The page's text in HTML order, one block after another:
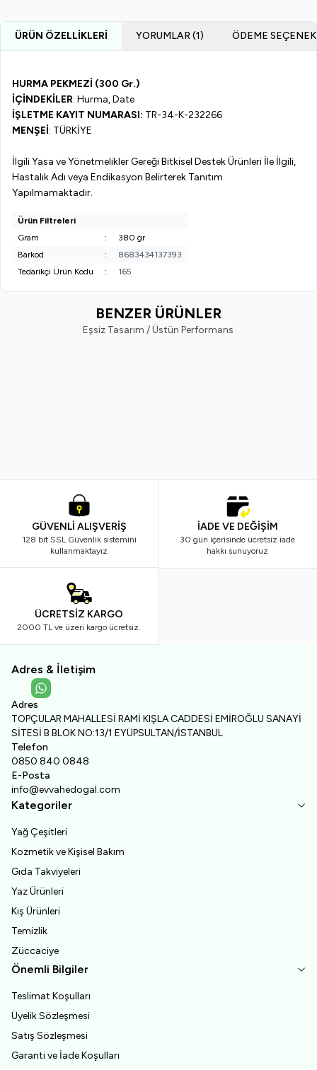
ÜRÜN ÖZELLIKLERI YORUMLAR (1) ÖDEME
HURMA PEKMEZİ (300 Gr.)
İÇİNDEKİLER: Hurma, Date
İŞLETME KAYIT NUMARASI: TR-34-K-232266
MENŞEİ: TÜRKİYE
İlgili Yasa ve Yönetmelikler Gereği Bitkisel Destek Ürünleri İle İlgili,
Hastalık Adı veya Endikasyon Belirterek Tanıtım
Yapılmamaktadır.
Ürün Filtreleri
Gram
:
380 gr
Barkod
:
8683434137393
Tedarikçi Ürün Kodu
: 165
BENZER ÜRÜNLER
Eşsiz Tasarım / Üstün Performans
GÜVENLİ ALIŞVERİŞ
128 bit SSL Güvenlik sistemini
kullanmaktayız
İADE VE DEĞİŞİM
30 gün içerisinde ücretsiz iade
hakkı sunuyoruz
ÜCRETSİZ KARGO
2000 TL ve üzeri kargo ücretsiz.
Adres & İletişim
Adres
TOPÇULAR MAHALLESİ RAMİ KIŞLA CADDESİ EMİROĞLU SANAYİ
SİTESİ B BLOK NO:13/1 EYÜPSULTAN/İSTANBUL
Telefon
0850 840 0848
E-Posta
info@evvahedogal.com
Instagram
WhatsApp
Kategoriler
Yağ Çeşitleri
Kozmetik ve Kişisel Bakım
Gıda Takviyeleri
Yaz Ürünleri
Kış Ürünleri
Temizlik
Züccaciye
Önemli Bilgiler
Teslimat Koşulları
Üyelik Sözleşmesi
Satış Sözleşmesi
Garanti ve İade Koşulları